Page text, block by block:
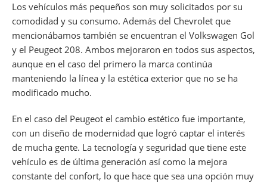
Los vehículos más pequeños son muy solicitados por su
comodidad y su consumo. Además del Chevrolet que
mencionábamos también se encuentran el Volkswagen Gol
y el Peugeot 208. Ambos mejoraron en todos sus aspectos,
aunque en el caso del primero la marca continúa
manteniendo la línea y la estética exterior que no se ha
modificado mucho.
En el caso del Peugeot el cambio estético fue importante,
con un diseño de modernidad que logró captar el interés
de mucha gente. La tecnología y seguridad que tiene este
vehículo es de última generación así como la mejora
constante del confort, lo que hace que sea una opción muy